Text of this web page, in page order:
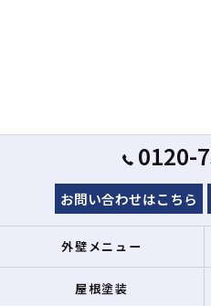
0120-
お問い合わせはこちら
外壁メニュー
屋根塗装